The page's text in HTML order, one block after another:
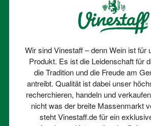
Wir sind Vinestaff – denn Wein ist für
Produkt. Es ist die Leidenschaft für
die Tradition und die Freude am
antreibt. Qualität ist dabei unser
recherchieren, handeln und
nicht was der breite Massenmarkt
steht Vinestaff.de für ein